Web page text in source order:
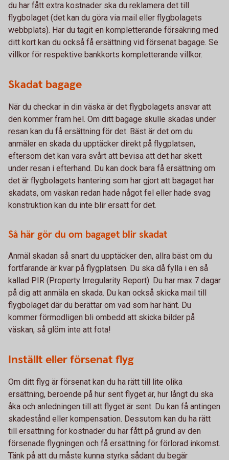
du har fått extra kostnader ska du reklamera det till
flygbolaget (det kan du göra via mail eller flygbolagets
webbplats). Har du tagit en kompletterande försäkring med
ditt kort kan du också få ersättning vid försenat bagage. Se
villkor för respektive bankkorts kompletterande villkor.
Skadat bagage
När du checkar in din väska är det flygbolagets ansvar att
den kommer fram hel. Om ditt bagage skulle skadas under
resan kan du få ersättning för det. Bäst är det om du
anmäler en skada du upptäcker direkt på flygplatsen,
eftersom det kan vara svårt att bevisa att det har skett
under resan i efterhand. Du kan dock bara få ersättning om
det är flygbolagets hantering som har gjort att bagaget har
skadats, om väskan redan hade något fel eller hade svag
konstruktion kan du inte blir ersatt för det.
Så här gör du om bagaget blir skadat
Anmäl skadan så snart du upptäcker den, allra bäst om du
fortfarande är kvar på flygplatsen. Du ska då fylla i en så
kallad PIR (Property Irregularity Report). Du har max 7 dagar
på dig att anmäla en skada. Du kan också skicka mail till
flygbolaget där du berättar om vad som har hänt. Du
kommer förmodligen bli ombedd att skicka bilder på
väskan, så glöm inte att fota!
Inställt eller försenat flyg
Om ditt flyg är försenat kan du ha rätt till lite olika
ersättning, beroende på hur sent flyget är, hur långt du ska
åka och anledningen till att flyget är sent. Du kan få antingen
skadestånd eller kompensation. Dessutom kan du ha rätt
till ersättning för kostnader du har fått på grund av den
försenade flygningen och få ersättning för förlorad inkomst.
Tänk på att du måste kunna styrka sådant du begär